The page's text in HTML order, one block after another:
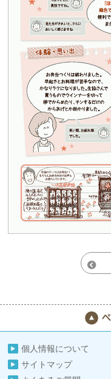
個人情報について
サイトマップ